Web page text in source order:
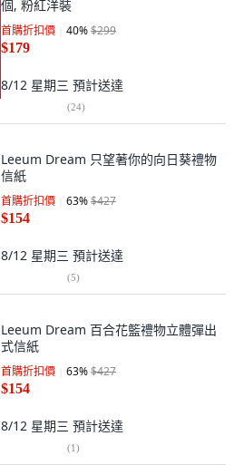
個, 粉紅洋裝
首購折扣價 40%$299
$179
8/12 星期三 預計送達
(24)
Leeum Dream 只望著你的向日葵禮物
信紙
首購折扣價 63%$427
$154
8/12 星期三 預計送達
(5)
Leeum Dream 百合花籃禮物立體彈出
式信紙
首購折扣價 63%$427
$154
8/12 星期三 預計送達
(1)